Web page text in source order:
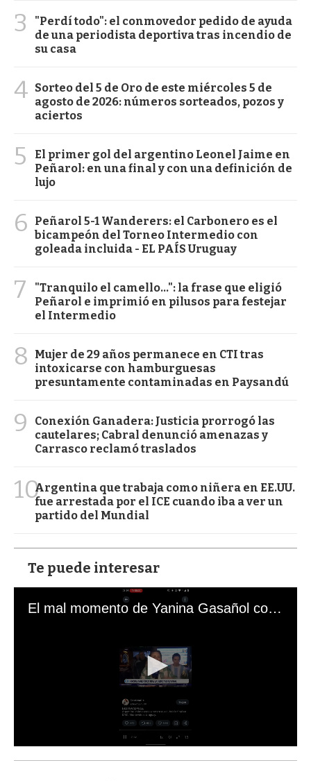
3
"Perdí todo": el conmovedor pedido de ayuda
de una periodista deportiva tras incendio de
su casa
4 Sorteo del 5 de Oro de este miércoles 5 de
agosto de 2026: números sorteados, pozos y
aciertos
5
El primer gol del argentino Leonel Jaime en
Peñarol: en una final y con una definición de
lujo
6
Peñarol 5-1 Wanderers: el Carbonero es el
bicampeón del Torneo Intermedio con
goleada incluida - EL PAÍS Uruguay
7
"Tranquilo el camello...": la frase que eligió
Peñarol e imprimió en pilusos para festejar
el Intermedio
8
Mujer de 29 años permanece en CTI tras
intoxicarse con hamburguesas
presuntamente contaminadas en Paysandú
9
Conexión Ganadera: Justicia prorrogó las
cautelares; Cabral denunció amenazas y
Carrasco reclamó traslados
10Argentina que trabaja como niñera en EE.UU.
fue arrestada por el ICE cuando iba a ver un
partido del Mundial
Te puede interesar
El mal momento de Yanina Gasañol con un hincha argentino en "Subrayado"
s